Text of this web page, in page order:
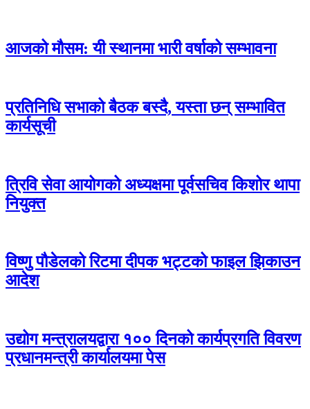
आजको मौसम: यी स्थानमा भारी वर्षाको सम्भावना
प्रतिनिधि सभाको बैठक बस्दै, यस्ता छन् सम्भावित
कार्यसूची
त्रिवि सेवा आयोगको अध्यक्षमा पूर्वसचिव किशोर थापा
नियुक्त
विष्णु पौडेलको रिटमा दीपक भट्टको फाइल झिकाउन
आदेश
उद्योग मन्त्रालयद्वारा १०० दिनको कार्यप्रगति विवरण
प्रधानमन्त्री कार्यालयमा पेस